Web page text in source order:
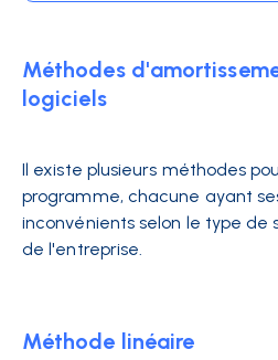
Méthodes
logiciels
Il existe plusieurs méthodes
programme, chacune ayant
inconvénients selon le type de
de l'entreprise.
Méthode linéaire